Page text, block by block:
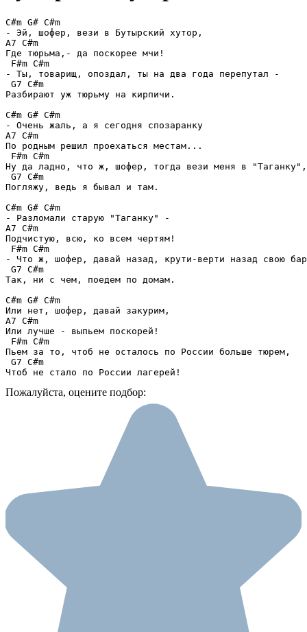
C#m G# C#m
- Эй, шофер, вези в Бутырский хутор,
A7 C#m
Где тюрьма,- да поскорее мчи!
F#m C#m
- Ты, товарищ, опоздал, ты на два года перепутал -
G7 C#m
Разбирают уж тюрьму на кирпичи.
C#m G# C#m
- Очень жаль, а я сегодня спозаранку
A7 C#m
По родным решил проехаться местам...
F#m C#m
Ну да ладно, что ж, шофер, тогда вези меня в
G7 C#m
Погляжу, ведь я бывал и там.
C#m G# C#m
- Разломали старую "Таганку" -
A7 C#m
Подчистую, всю, ко всем чертям!
F#m C#m
- Что ж, шофер, давай назад, крути-верти назад свою
G7 C#m
Так, ни с чем, поедем по домам.
C#m G# C#m
Или нет, шофер, давай закурим,
A7 C#m
Или лучше - выпьем поскорей!
F#m C#m
Пьем за то, чтоб не осталось по России больше тюрем,
G7 C#m
Чтоб не стало по России лагерей!
Пожалуйста, оцените подбор: